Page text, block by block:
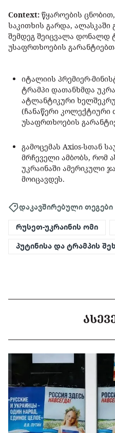
Сontext: წყაროების
საკითხის გარდა,
შემდეგ შეიცვალა დონალდ
უსაფრთხოების
იტალიის პრემიერ-
ტრამპი დათანხმდა
ატლანტიკური
(ჩანაწერი კოლექტიური
უსაფრთხოების
გამოცემას Axios-სთან
მრჩეველი ამბობს, რომ
უკრაინაში ამერიკული
მოიცავდეს.
დაკავშირებული თეგები
რუსეთ-უკრაინის ომი
პუტინისა და ტრამპის